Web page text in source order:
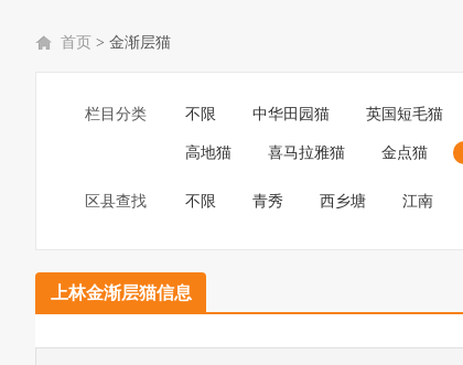
首页 > 金渐层猫
栏目分类 不限 中华田园猫 英国短毛猫
高地猫 喜马拉雅猫 金点猫
区县查找 不限 青秀 西乡塘 江南
上林金渐层猫信息